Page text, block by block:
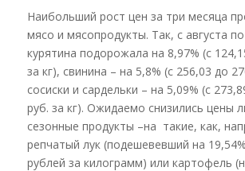
Наибольший рост цен за три месяца
мясо и мясопродукты. Так, с августа
курятина подорожала на 8,97% (с
за кг), свинина – на 5,8% (с 256,03 до
сосиски и сардельки – на 5,09% (с
руб. за кг). Ожидаемо снизились цены
сезонные продукты –на такие, как,
репчатый лук (подешевевший на
рублей за килограмм) или картофель